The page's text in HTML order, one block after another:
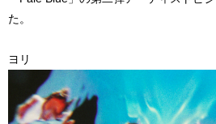
た。
ヨリ